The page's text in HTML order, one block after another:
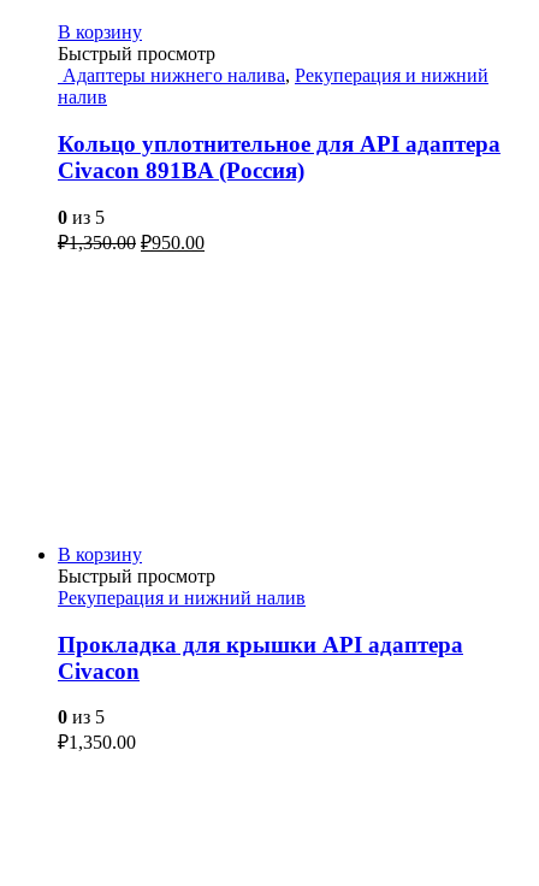
В корзину
Быстрый просмотр
Адаптеры нижнего налива, Рекуперация и нижний
налив
Кольцо уплотнительное для API адаптера
Civacon 891BA (Россия)
0 из 5
₽1,350.00 ₽950.00
В корзину
Быстрый просмотр
Рекуперация и нижний налив
Прокладка для крышки API адаптера
Civacon
0 из 5
₽1,350.00